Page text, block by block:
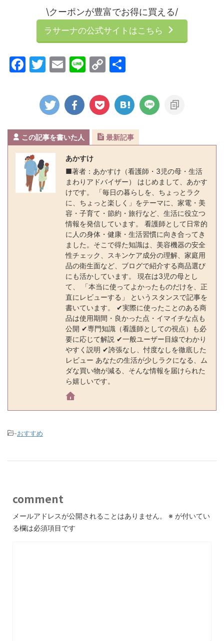
\クーポンが豊富でお得に買える/
ラサーナの公式サイトはこちら
F
b
o
o
k
T
itt
er
E
ai
l
Li
e
C
p
y
Li
n
この記事を書いた人 最新記事
あかすけ
■著者：あかすけ（看護師・3児の母・生活
まわりアドバイザー） はじめまして、あかす
けです。 「毎日の暮らしを、ちょっとラク
に、ちょっと楽しく」をテーマに、家電・美
容・子育て・節約・旅行など、生活に役立つ
情報を発信しています。 看護師として日常的
に人の身体・健康・生活習慣に向き合ってき
ました。そこで得た知識は、美容機器の安全
性チェック、スキンケア成分の理解、家庭用
品の衛生面など、ブログで紹介する商品選び
にも活かしています。 現在は3児の母とし
て、 「本当に使ってよかったものだけを、正
直にレビューする」 というスタンスで記事を
書いています。 ✔実際に使ったことのある商
品は使用期間・良かった点・イマイチな点も
公開 ✔専門知識（看護師としての視点）も必
要に応じて解説 ✔一般ユーザー目線でわかり
やすく説明 ✔誇張なし、忖度なしを徹底した
レビュー あなたの生活が少しラクになる、ム
ダな買い物が減る、そんな情報を届けられた
ら嬉しいです。
-おすすめ
comment
メールアドレスが公開されることはありません。 ※ が付いてい
る欄は必須項目です